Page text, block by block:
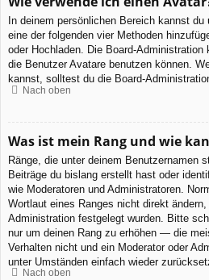
In deinem persönlichen Bereich kannst du
eine der folgenden vier Methoden
oder Hochladen. Die Board-
die Benutzer Avatare benutzen können.
kannst, solltest du die Board-
Nach oben
Was ist mein Rang und wie
Ränge, die unter deinem Benutzernamen
Beiträge du bislang erstellt hast oder
wie Moderatoren und Administratoren.
Wortlaut eines Ranges nicht direkt
Administration festgelegt wurden. Bitte
nur um deinen Rang zu erhöhen — die
Verhalten nicht und ein Moderator oder
unter Umständen einfach wieder
Nach oben